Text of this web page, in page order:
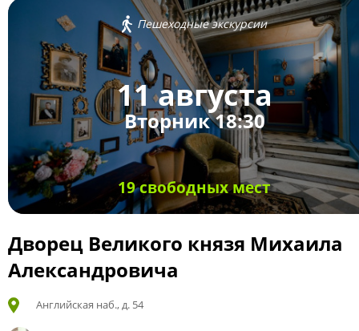
Пешеходные экскурсии
11 августа
Вторник 18:30
19 свободных мест
Дворец Великого князя Михаила
Александровича
Английская наб., д. 54